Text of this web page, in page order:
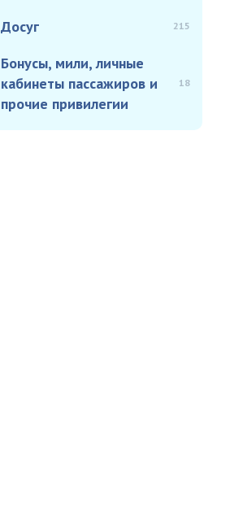
Досуг 215
Бонусы, мили, личные
кабинеты пассажиров и
прочие привилегии
18